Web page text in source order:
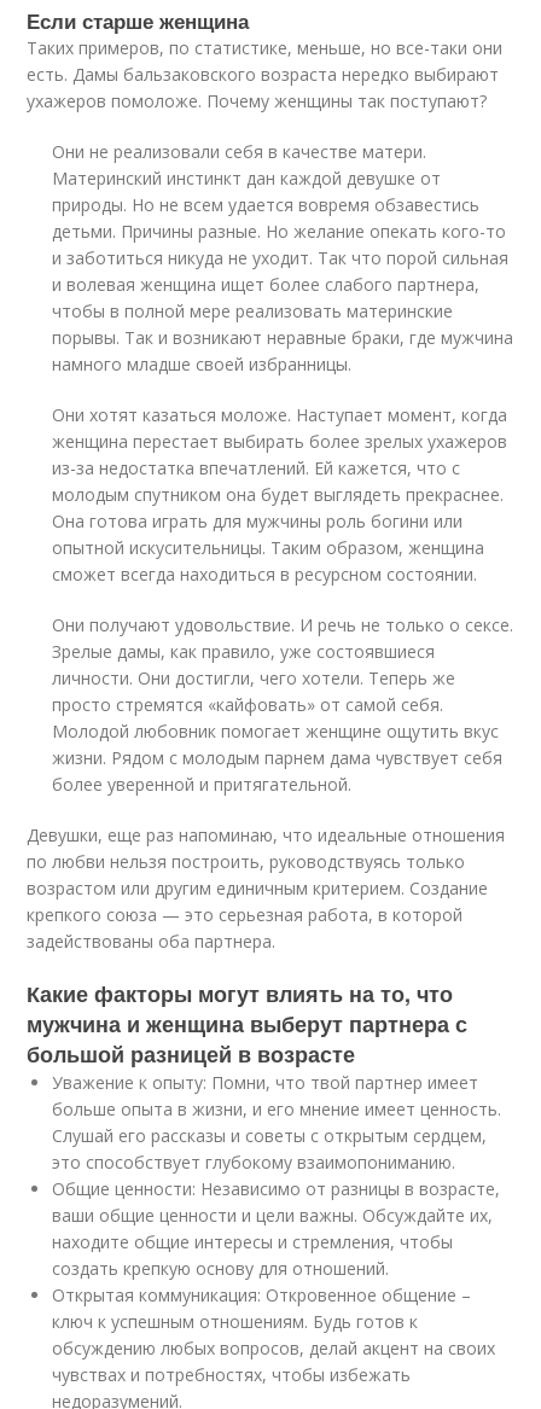
Если старше женщина
Таких примеров, по статистике, меньше, но все-таки они
есть. Дамы бальзаковского возраста нередко выбирают
ухажеров помоложе. Почему женщины так поступают?
Они не реализовали себя в качестве матери.
Материнский инстинкт дан каждой девушке от
природы. Но не всем удается вовремя обзавестись
детьми. Причины разные. Но желание опекать кого-то
и заботиться никуда не уходит. Так что порой сильная
и волевая женщина ищет более слабого партнера,
чтобы в полной мере реализовать материнские
порывы. Так и возникают неравные браки, где мужчина
намного младше своей избранницы.
Они хотят казаться моложе. Наступает момент, когда
женщина перестает выбирать более зрелых ухажеров
из-за недостатка впечатлений. Ей кажется, что с
молодым спутником она будет выглядеть прекраснее.
Она готова играть для мужчины роль богини или
опытной искусительницы. Таким образом, женщина
сможет всегда находиться в ресурсном состоянии.
Они получают удовольствие. И речь не только о сексе.
Зрелые дамы, как правило, уже состоявшиеся
личности. Они достигли, чего хотели. Теперь же
просто стремятся «кайфовать» от самой себя.
Молодой любовник помогает женщине ощутить вкус
жизни. Рядом с молодым парнем дама чувствует себя
более уверенной и притягательной.
Девушки, еще раз напоминаю, что идеальные отношения
по любви нельзя построить, руководствуясь только
возрастом или другим единичным критерием. Создание
крепкого союза — это серьезная работа, в которой
задействованы оба партнера.
Какие факторы могут влиять на то, что
мужчина и женщина выберут партнера с
большой разницей в возрасте
Уважение к опыту: Помни, что твой партнер имеет
больше опыта в жизни, и его мнение имеет ценность.
Слушай его рассказы и советы с открытым сердцем,
это способствует глубокому взаимопониманию.
Общие ценности: Независимо от разницы в возрасте,
ваши общие ценности и цели важны. Обсуждайте их,
находите общие интересы и стремления, чтобы
создать крепкую основу для отношений.
Открытая коммуникация: Откровенное общение –
ключ к успешным отношениям. Будь готов к
обсуждению любых вопросов, делай акцент на своих
чувствах и потребностях, чтобы избежать
недоразумений.